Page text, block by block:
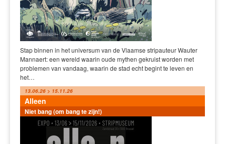
Stap binnen in het universum van de Vlaamse stripauteur Wauter
Mannaert: een wereld waarin oude mythen gekruist worden met
problemen van vandaag, waarin de stad echt begint te leven en
het…
13.06.26 > 15.11.26
Alleen
Niet bang (om bang te zijn!)